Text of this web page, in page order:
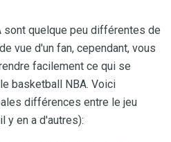
sont quelque peu différentes de
vue d'un fan, cependant, vous
facilement ce qui se
basketball NBA. Voici
différences entre le jeu
y en a d'autres):